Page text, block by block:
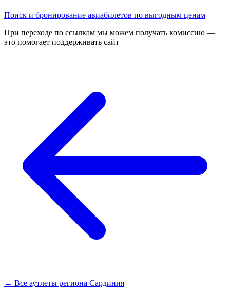
Поиск и бронирование авиабилетов по выгодным ценам
При переходе по ссылкам мы можем получать комиссию —
это помогает поддерживать сайт
← Все аутлеты региона Сардиния